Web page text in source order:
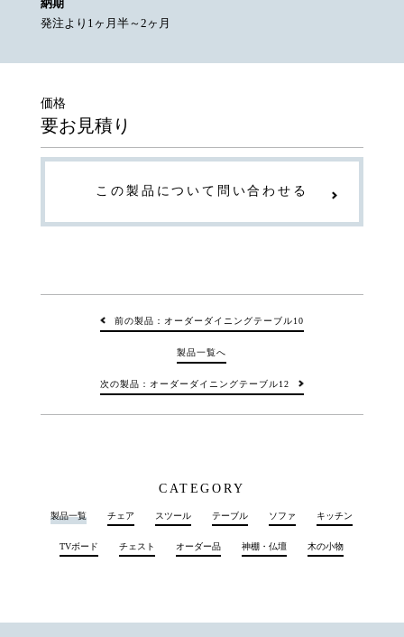
納期
発注より1ヶ月半～2ヶ月
価格
要お見積り
この製品について問い合わせる
前の製品：オーダーダイニングテーブル10
製品一覧へ
次の製品：オーダーダイニングテーブル12
CATEGORY
製品一覧 チェア スツール テーブル ソファ キッチン
TVボード チェスト オーダー品 神棚・仏壇 木の小物